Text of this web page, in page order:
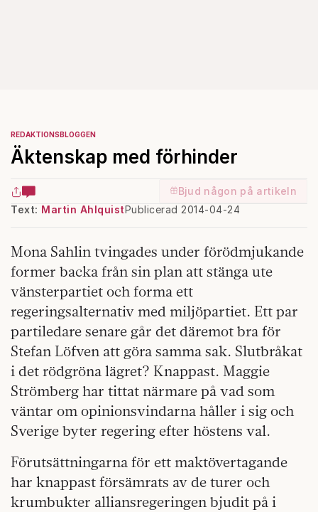
REDAKTIONSBLOGGEN
Äktenskap med förhinder
Bjud någon på artikeln
Text: Martin AhlquistPublicerad 2014-04-24
Mona Sahlin tvingades under förödmjukande
former backa från sin plan att stänga ute
vänsterpartiet och forma ett
regeringsalternativ med miljöpartiet. Ett par
partiledare senare går det däremot bra för
Stefan Löfven att göra samma sak. Slutbråkat
i det rödgröna lägret? Knappast. Maggie
Strömberg har tittat närmare på vad som
väntar om opinionsvindarna håller i sig och
Sverige byter regering efter höstens val.
Förutsättningarna för ett maktövertagande
har knappast försämrats av de turer och
krumbukter alliansregeringen bjudit på i